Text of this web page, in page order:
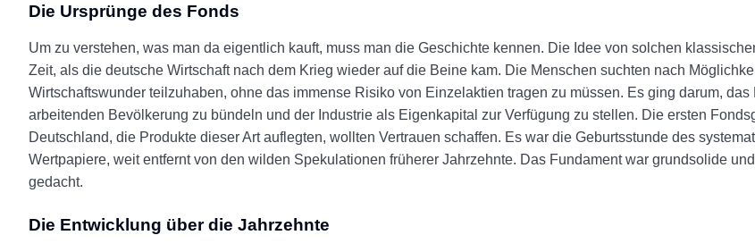
Die Ursprünge des Fonds
Um zu verstehen, was man da eigentlich kauft, muss man die Geschichte kennen. Die Idee von solchen
Zeit, als die deutsche Wirtschaft nach dem Krieg wieder auf die Beine kam. Die Menschen suchten nach
Wirtschaftswunder teilzuhaben, ohne das immense Risiko von Einzelaktien tragen zu müssen. Es ging darum, das
arbeitenden Bevölkerung zu bündeln und der Industrie als Eigenkapital zur Verfügung zu stellen. Die ersten
Deutschland, die Produkte dieser Art auflegten, wollten Vertrauen schaffen. Es war die Geburtsstunde des
Wertpapiere, weit entfernt von den wilden Spekulationen früherer Jahrzehnte. Das Fundament war grundsolide
gedacht.
Die Entwicklung über die Jahrzehnte